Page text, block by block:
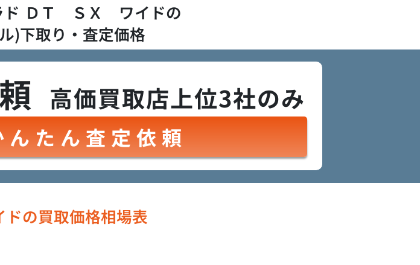
ＤＴ ＳＸ ワイドの
)下取り・査定価格
高価買取店上位3社のみ
んたん査定依頼
の買取価格相場表